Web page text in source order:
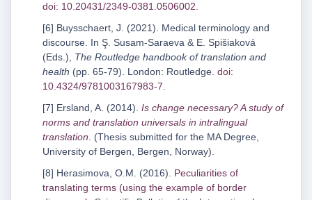
doi: 10.20431/2349-0381.0506002
[6] Buysschaert, J. (2021). Medical terminology and
discourse. In Ş. Susam-Saraeva & E. Spišiaková
(Eds.), The Routledge handbook of translation and
health (pp. 65-79). London: Routledge. doi:
10.4324/9781003167983-7
[7] Ersland, A. (2014).Is change necessary? A study of
norms and translation universals in intralingual
translation . (Thesis submitted for the MA Degree,
University of Bergen, Bergen, Norway).
[8] Herasimova, O.M. (2016). Peculiarities of
translating terms (using the example of border